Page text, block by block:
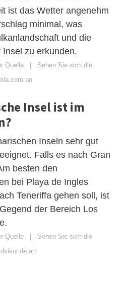
ist das Wetter angenehm
minimal, was
und die
zu erkunden.
Quelle | Sehen Sie sich die
an
Insel ist im
Inseln sehr gut
Falls es nach Gran
besten den
bei Playa de Ingles
Teneriffa gehen soll, ist
der Bereich Los
Quelle | Sehen Sie sich die
an